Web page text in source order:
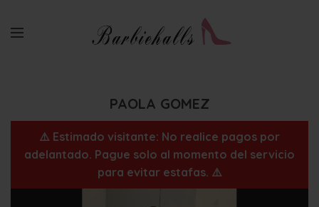
PAOLA GOMEZ
⚠️ Estimado visitante: No realice pagos por
adelantado. Pague solo al momento del servicio
para evitar estafas. ⚠️